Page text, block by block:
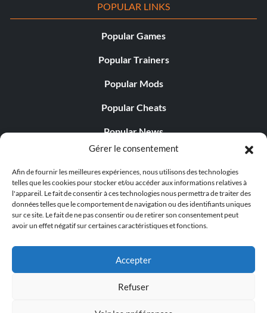
Gérer le consentement
Afin de fournir les meilleures expériences, nous utilisons des technologies
telles que les cookies pour stocker et/ou accéder aux informations relatives à
l'appareil. Le fait de consentir à ces technologies nous permettra de traiter des
données telles que le comportement de navigation ou des identifiants uniques
sur ce site. Le fait de ne pas consentir ou de retirer son consentement peut
avoir un effet négatif sur certaines caractéristiques et fonctions.
Accepter
Refuser
POPULAR LINKS
Popular Games
Popular Trainers
Popular Mods
Popular Cheats
Popular News
Popular Editorials
Popular Free Games
LATEST UPDATES
© 1998 - 2026 MegaGames.com All rights reserved